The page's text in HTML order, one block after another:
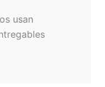
usan